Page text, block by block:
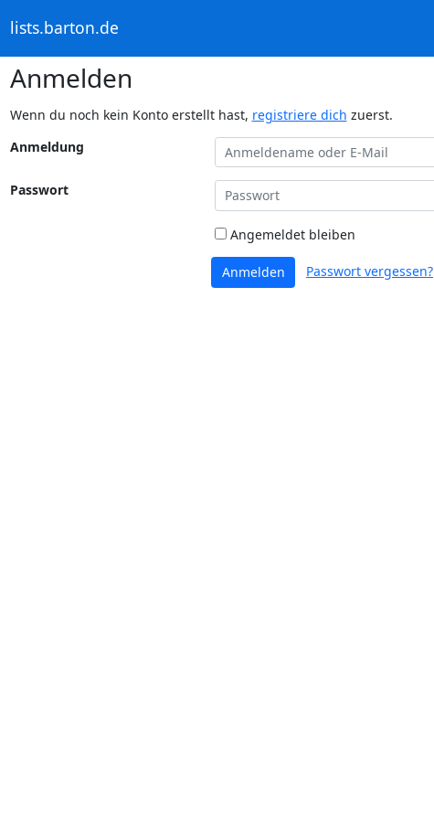
lists.barton.de
Anmelden
Wenn du noch kein Konto erstellt hast, registriere dich zuerst.
Anmeldung
Passwort
Angemeldet bleiben
Anmelden Passwort vergessen?